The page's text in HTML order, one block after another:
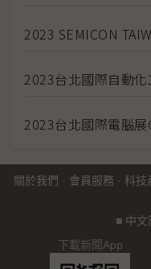
2023 SEMICON
2023台北國際自動
2023台北國際電腦展
關於我們 · 會員服務 · 科技
■ 中文
下載新聞App